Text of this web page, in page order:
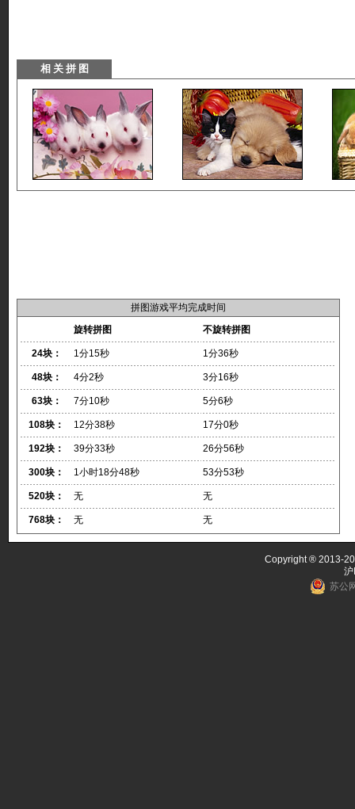
拼图游戏平均完成时间
旋转拼图
不旋转拼图
24块： 1分15秒 1分36秒
48块： 4分2秒 3分16秒
63块： 7分10秒 5分6秒
108块： 12分38秒 17分0秒
192块： 39分33秒 26分56秒
300块： 1小时18分48秒 53分53秒
520块： 无 无
768块： 无 无
Copyright ® 2013-
苏公